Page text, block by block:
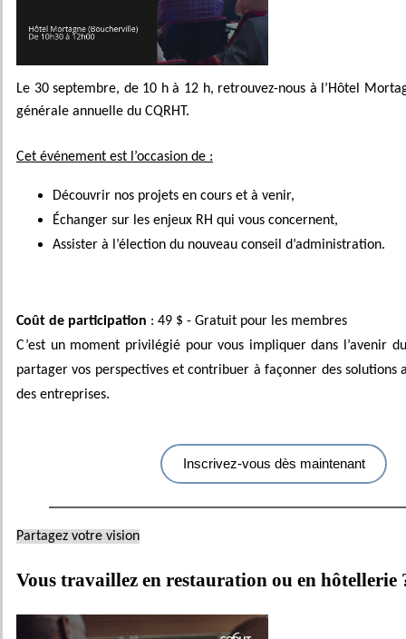
Le 30 septembre, de 10 h à 12 h, retrouvez-nous à l’Hôtel
générale annuelle du CQRHT.
Cet événement est l’occasion de :
Découvrir nos projets en cours et à venir,
Échanger sur les enjeux RH qui vous concernent,
Assister à l’élection du nouveau conseil d’administration.
Coût de participation : 49 $ - Gratuit pour les membres
C’est un moment privilégié pour vous impliquer dans l’avenir
partager vos perspectives et contribuer à façonner des solutions
des entreprises.
Inscrivez-vous dès maintenant
Partagez votre vision
Vous travaillez en restauration ou en hôtellerie